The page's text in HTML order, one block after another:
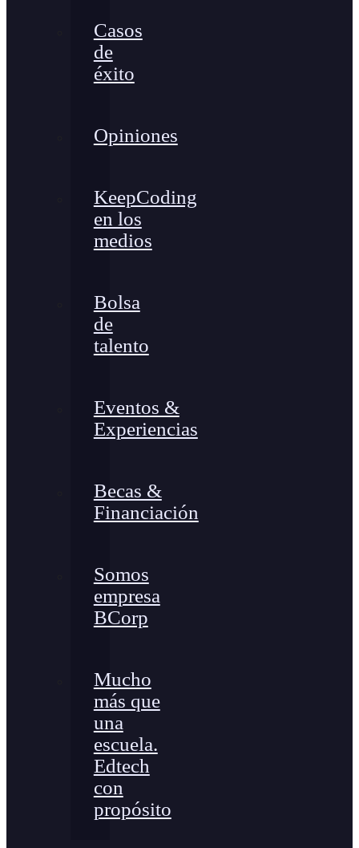
Casos
de
éxito
Opiniones
KeepCoding
en los
medios
Bolsa
de
talento
Eventos &
Experiencias
Becas &
Financiación
Somos
empresa
BCorp
Mucho
más que
una
escuela.
Edtech
con
propósito